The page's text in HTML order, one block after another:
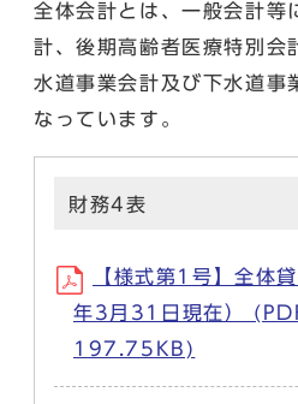
全体会計とは、一般会計等
計、後期高齢者医療特別会
水道事業会計及び下水道事
なっています。
財務4表
【様式第1号】全体
年3月31日現在）
197.75KB)